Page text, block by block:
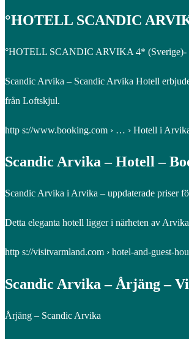
°HOTELL SCANDIC
°HOTELL SCANDIC ARVIKA 4* (Sverige)-
Scandic Arvika – Scandic Arvika Hotell
från Loftskjul.
http s://www.booking.com › … › Hotell i
Scandic Arvika – Hotell –
Scandic Arvika i Arvika – uppdaterade priser
Detta eleganta hotell ligger i närheten av
http s://visitvarmland.com › hotel-and-guest-
Scandic Arvika – Årjäng –
Årjäng – Scandic Arvika